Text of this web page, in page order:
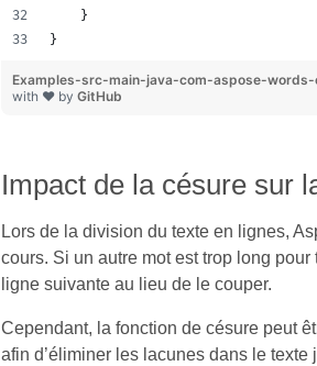
    }
}
Examples-src-main-java-com-aspose-
with ❤ by GitHub
Impact de la césure sur
Lors de la division du texte en lignes,
cours. Si un autre mot est trop long
ligne suivante au lieu de le couper.
Cependant, la fonction de césure peut
afin d’éliminer les lacunes dans le